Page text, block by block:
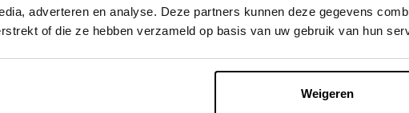
adverteren en analyse. Deze partners kunnen deze gegevens
of die ze hebben verzameld op basis van uw gebruik van hun
Weigeren
van Amsterdam Weerproof,gemeente Amsterdam,Stichting
De Groene Druppel . We gaan net als in 2023 ook in
om zoveel mogelijk straten in Amsterdam vergroenen. Niet alleen in de
ook in jouw voor- en/of achtertuin!